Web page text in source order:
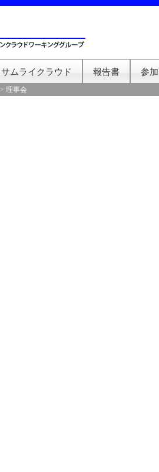
サムライクラウド 報告書 参
> 理事会